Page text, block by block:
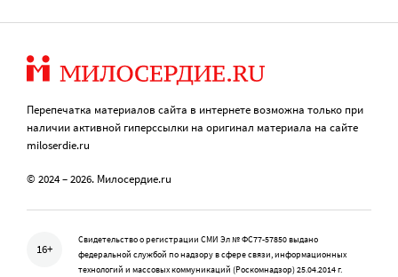
Перепечатка материалов сайта в интернете возможна только при
наличии активной гиперссылки на оригинал материала на сайте
miloserdie.ru
© 2024 – 2026. Милосердие.ru
16+
Свидетельство о регистрации СМИ Эл № ФС77-57850 выдано
федеральной службой по надзору в сфере связи, информационных
технологий и массовых коммуникаций (Роскомнадзор) 25.04.2014 г.